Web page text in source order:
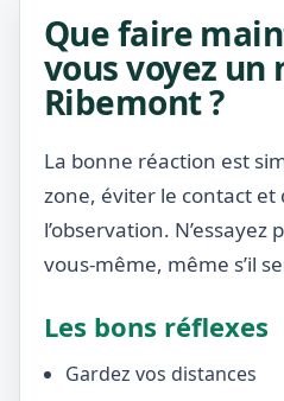
Que faire
vous voyez un
Ribemont ?
La bonne réaction est
zone, éviter le contact et
l’observation. N’essayez
vous-même, même s’il
Les bons réflexes
Gardez vos distances